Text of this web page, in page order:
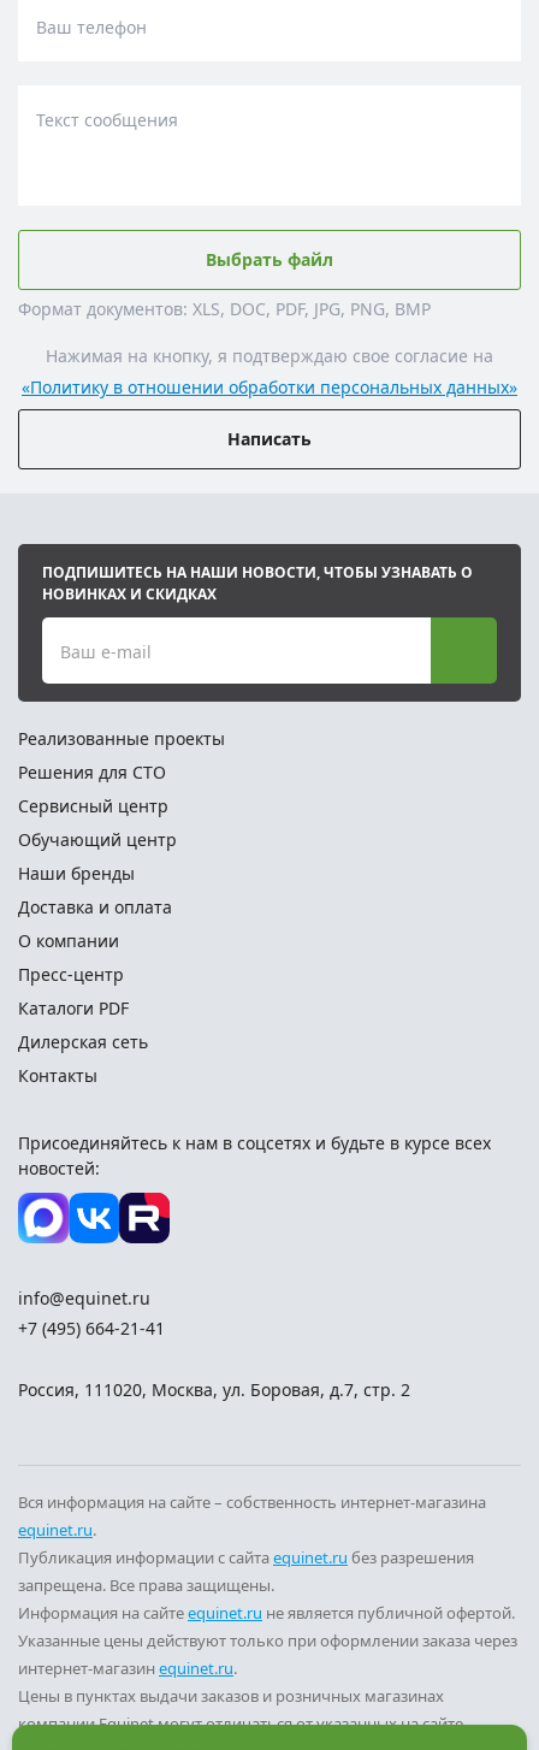
Ваш телефон
Текст сообщения
Выбрать файл
Формат документов: XLS, DOC, PDF, JPG, PNG, BMP
Нажимая на кнопку, я подтверждаю свое согласие на
«Политику в отношении обработки персональных данных»
Написать
ПОДПИШИТЕСЬ НА НАШИ НОВОСТИ, ЧТОБЫ УЗНАВАТЬ О
НОВИНКАХ И СКИДКАХ
Ваш e-mail
Реализованные проекты
Решения для СТО
Сервисный центр
Обучающий центр
Наши бренды
Доставка и оплата
О компании
Пресс-центр
Каталоги PDF
Дилерская сеть
Контакты
Присоединяйтесь к нам в соцсетях и будьте в курсе всех
новостей:
info@equinet.ru
+7 (495) 664-21-41
Россия, 111020, Москва, ул. Боровая, д.7, стр. 2
Вся информация на сайте – собственность интернет-магазина
equinet.ru.
Публикация информации с сайтаequinet.ru без разрешения
запрещена. Все права защищены.
Информация на сайтеequinet.ru не является публичной офертой.
Указанные цены действуют только при оформлении заказа через
интернет-магазин equinet.ru.
Цены в пунктах выдачи заказов и розничных магазинах
компании Equinet могут отличаться от указанных на сайте.